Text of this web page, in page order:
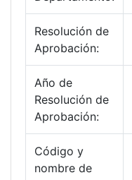
Resolución de
Aprobación:
Año de
Resolución de
Aprobación:
Código y
nombre de